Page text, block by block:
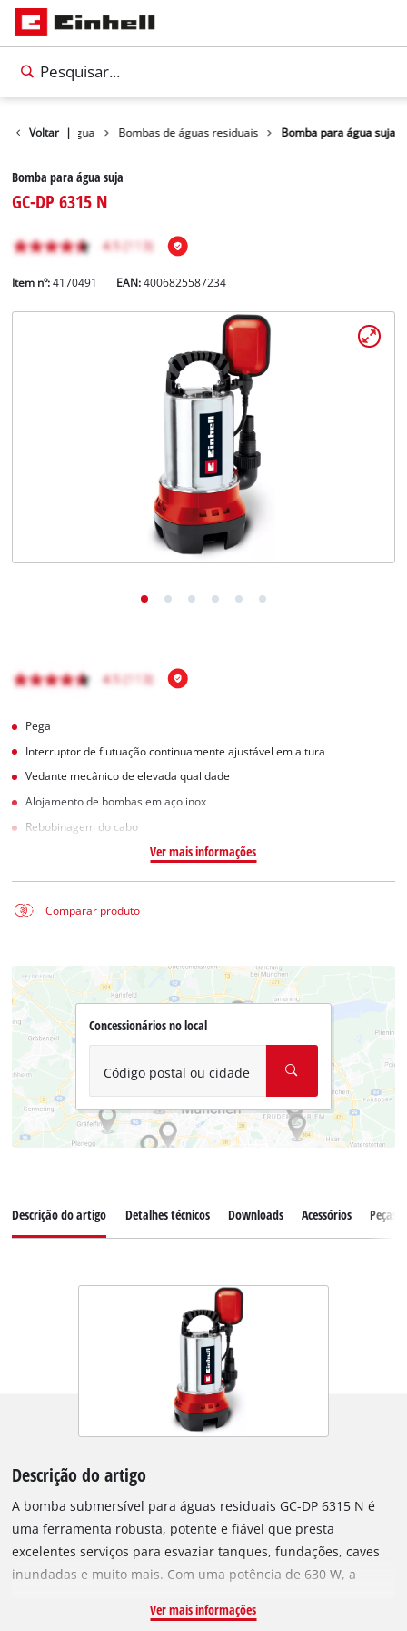
Voltar |
Bombas de água Bombas de águas residuais Bomba para água suja
Bomba para água suja
GC-DP 6315 N
Item nº: 4170491 EAN:4006825587234
Pega
Interruptor de flutuação continuamente ajustável em altura
Vedante mecânico de elevada qualidade
Alojamento de bombas em aço inox
Rebobinagem do cabo
Ver mais informações
Comparar produto
Concessionários no local
Código postal ou cidade
Descrição do artigo Detalhes técnicos Downloads Acessórios Peças
Descrição do artigo
A bomba submersível para águas residuais GC-DP 6315 N é
uma ferramenta robusta, potente e fiável que presta
excelentes serviços para esvaziar tanques, fundações, caves
inundadas e muito mais. Com uma potência de 630 W, a
residual. O seu interruptor de boia, de ajuste contínuo,
Ver mais informações